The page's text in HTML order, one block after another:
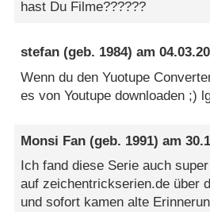
hast Du Filme??????
stefan (geb. 1984) am
Wenn du den Yuotupe
es von Youtupe downloaden ;)
Monsi Fan (geb. 1991) am
Ich fand diese Serie auch
auf zeichentrickserien.de über
und sofort kamen alte